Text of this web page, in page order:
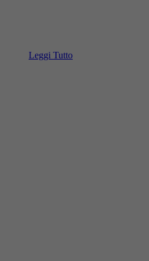
Leggi Tutto